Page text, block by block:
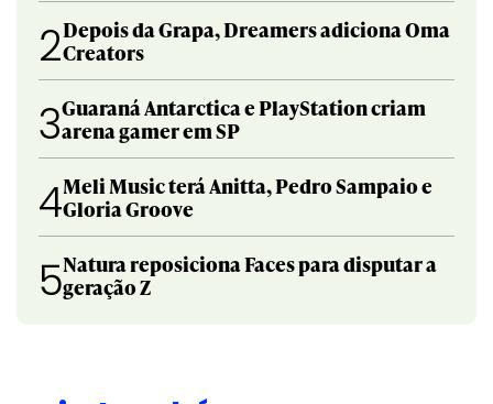
2Depois da Grapa, Dreamers adiciona Oma
Creators
3Guaraná Antarctica e PlayStation criam
arena gamer em SP
4Meli Music terá Anitta, Pedro Sampaio e
Gloria Groove
5Natura reposiciona Faces para disputar a
geração Z